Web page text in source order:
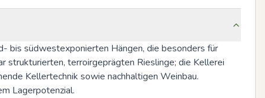
bis südwestexponierten Hängen, die besonders für
strukturierten, terroirgeprägten Rieslinge; die Kellerei
Kellertechnik sowie nachhaltigen Weinbau.
Lagerpotenzial.